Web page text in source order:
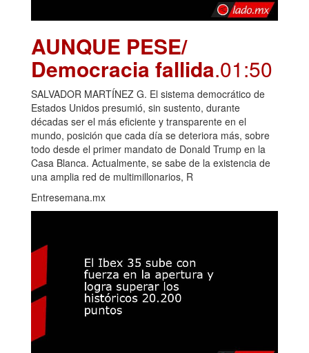
AUNQUE PESE/
Democracia fallida.01:50
SALVADOR MARTÍNEZ G. El sistema democrático de
Estados Unidos presumió, sin sustento, durante
décadas ser el más eficiente y transparente en el
mundo, posición que cada día se deteriora más, sobre
todo desde el primer mandato de Donald Trump en la
Casa Blanca. Actualmente, se sabe de la existencia de
una amplia red de multimillonarios, R
Entresemana.mx